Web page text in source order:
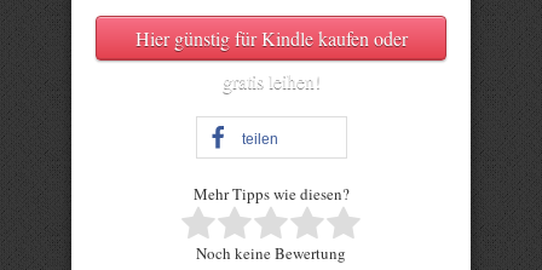
Hier günstig für Kindle kaufen oder
gratis leihen!
teilen
Mehr Tipps wie diesen?
Rate this item:
Noch keine Bewertung